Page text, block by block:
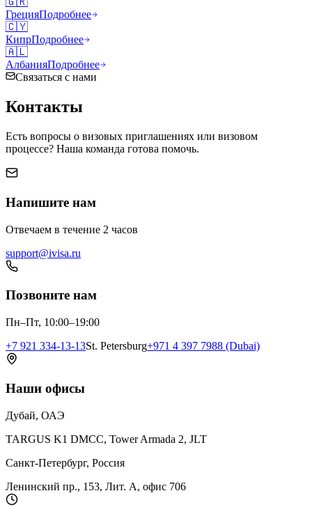
ГрецияПодробнее
🇨🇾
КипрПодробнее
🇦🇱
АлбанияПодробнее
Связаться с нами
Контакты
Есть вопросы о визовых приглашениях или визовом
процессе? Наша команда готова помочь.
Напишите нам
Отвечаем в течение 2 часов
support@ivisa.ru
Позвоните нам
Пн–Пт, 10:00–19:00
+7 921 334-13-13St. Petersburg+971 4 397 7988 (Dubai)
Наши офисы
Дубай, ОАЭ
TARGUS K1 DMCC, Tower Armada 2, JLT
Санкт-Петербург, Россия
Ленинский пр., 153, Лит. А, офис 706